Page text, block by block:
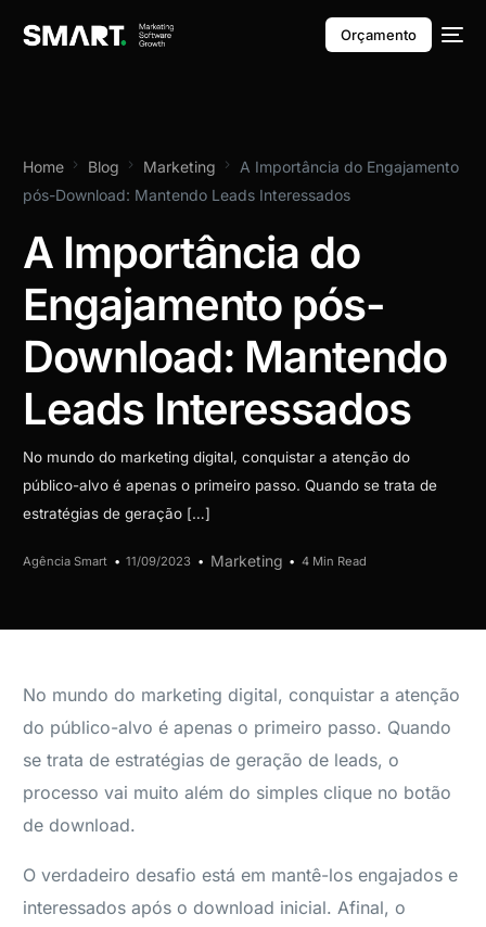
Orçamento
Home Blog Marketing
A Importância do Engajamento
pós-Download: Mantendo Leads Interessados
A Importância do
Engajamento pós-
Download: Mantendo
Leads Interessados
No mundo do marketing digital, conquistar a atenção do
público-alvo é apenas o primeiro passo. Quando se trata de
estratégias de geração […]
Agência Smart 11/09/2023 Marketing 4 Min Read
No mundo do marketing digital, conquistar a atenção
do público-alvo é apenas o primeiro passo. Quando
se trata de estratégias de geração de leads, o
processo vai muito além do simples clique no botão
de download.
O verdadeiro desafio está em mantê-los engajados e
interessados após o download inicial. Afinal, o